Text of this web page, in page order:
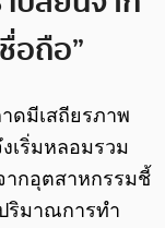
อถือ”
ดมีเสถียรภาพ
เริ่มหลอมรวม
ากอุตสาหกรรมชี้
ริมาณการทำ